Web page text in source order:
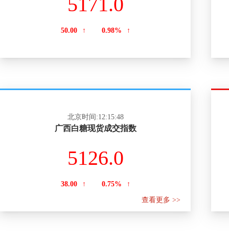
50.00 ↑ 0.98% ↑
北京时间:12:15:48
广西白糖现货成交指数
5126.0
38.00 ↑ 0.75% ↑
查看更多 >>